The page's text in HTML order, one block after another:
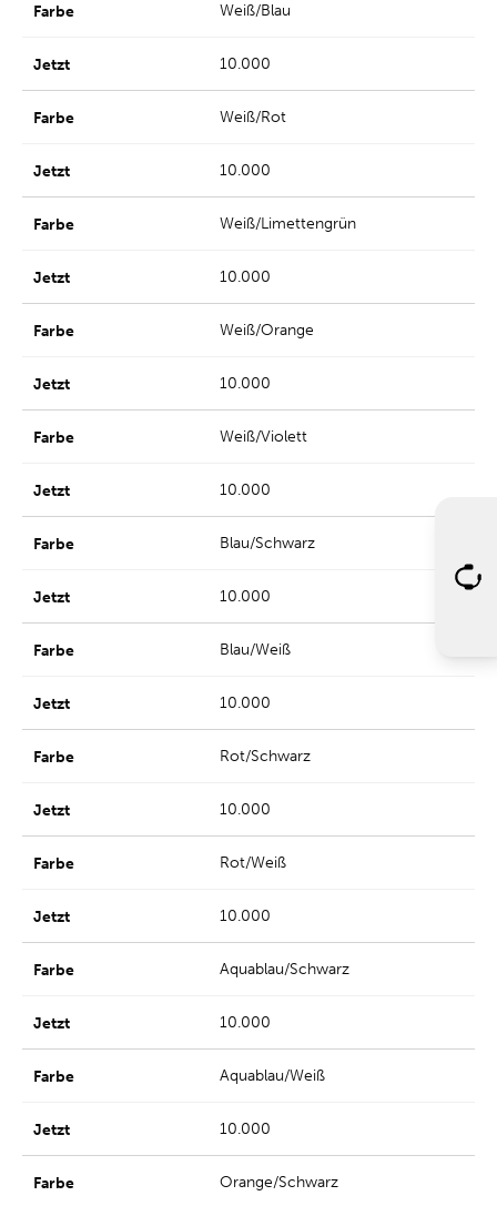
Weiß/Blau
10.000
Weiß/Rot
10.000
Weiß/Limettengrün
10.000
Weiß/Orange
10.000
Weiß/Violett
10.000
Blau/Schwarz
10.000
Blau/Weiß
10.000
Rot/Schwarz
10.000
Rot/Weiß
10.000
Aquablau/Schwarz
10.000
Aquablau/Weiß
10.000
Orange/Schwarz